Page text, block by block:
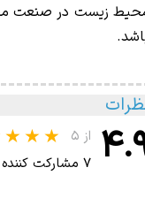
زیست در صنعت
از ۵
۷ مشارکت کننده